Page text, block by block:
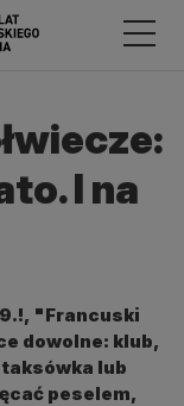
I na
"Francuski
dowolne: klub,
lub
peselem,